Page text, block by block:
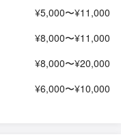
¥5,000〜¥11,000
¥8,000〜¥11,000
¥8,000〜¥20,000
¥6,000〜¥10,000